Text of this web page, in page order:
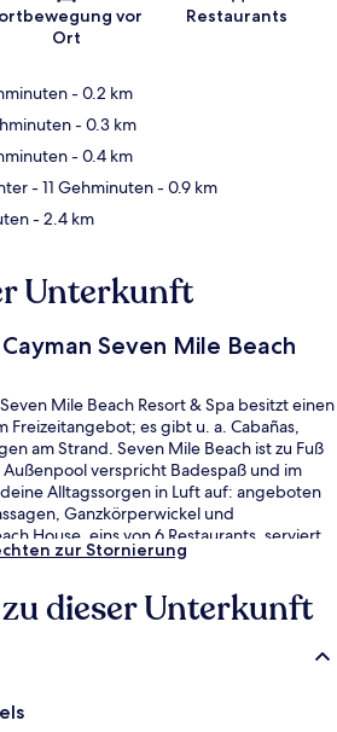
vor
Ort
Restaurants
- 0.2 km
- 0.3 km
- 0.4 km
- 11 Gehminuten- 0.9 km
- 2.4 km
Unterkunft
Seven Mile Beach
Mile Beach Resort & Spa besitzt einen
Freizeitangebot; es gibt u. a. Cabañas,
am Strand. Seven Mile Beach ist zu Fuß
verspricht Badespaß und im
Alltagssorgen in Luft auf: angeboten
Ganzkörperwickel und
House, eins von 6 Restaurants, serviert
ist zum Abendessen geöffnet. Als weitere
die Uhr geöffneten Fitnessbereich. Das
Lage in Strandnähe erhalten tolle
zur Stornierung
dieser Unterkunft